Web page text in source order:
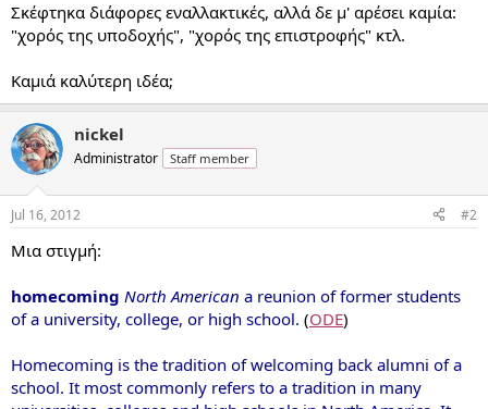
Σκέφτηκα διάφορες εναλλακτικές, αλλά δε μ' αρέσει καμία:
"χορός της υποδοχής", "χορός της επιστροφής" κτλ.
Καμιά καλύτερη ιδέα;
nickel
Administrator Staff member
Jul 16, 2012 #2
Μια στιγμή:
homecoming North American a reunion of former students
of a university, college, or high school. (ODE)
Homecoming is the tradition of welcoming back alumni of a
school. It most commonly refers to a tradition in many